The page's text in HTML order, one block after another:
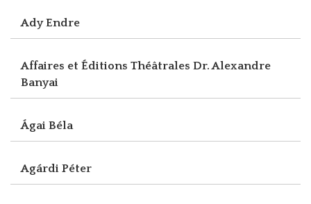
Ady Endre
Affaires et Éditions Théâtrales Dr. Alexandre
Banyai
Ágai Béla
Agárdi Péter